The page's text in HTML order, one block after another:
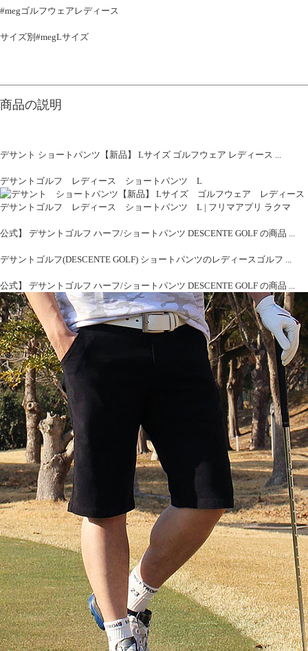
#megゴルフウェアレディース
サイズ別#megLサイズ
商品の説明
デサント ショートパンツ【新品】 Lサイズ ゴルフウェア レディース ...
デサントゴルフ レディース ショートパンツ L
デサントゴルフ レディース ショートパンツ L | フリマアプリ ラクマ
公式】 デサントゴルフ ハーフ/ショートパンツ DESCENTE GOLF の商品 ...
デサントゴルフ(DESCENTE GOLF) ショートパンツのレディースゴルフ ...
公式】 デサントゴルフ ハーフ/ショートパンツ DESCENTE GOLF の商品 ...